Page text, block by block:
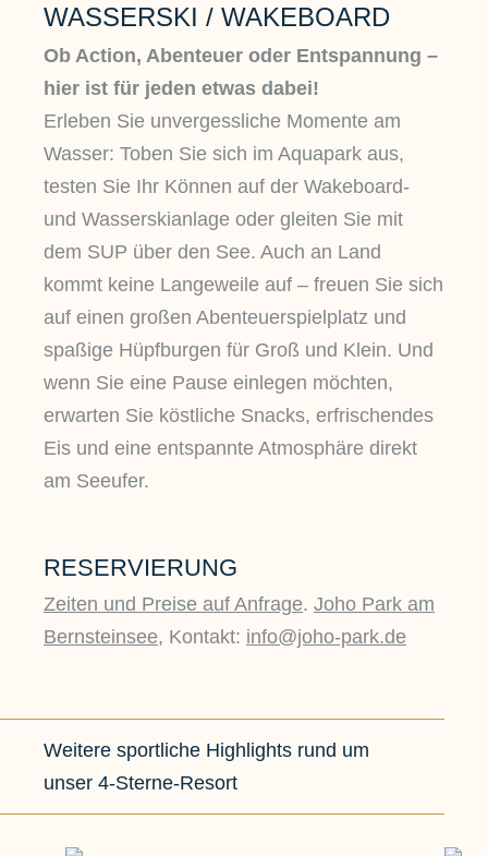
WASSERSKI / WAKEBOARD
Ob Action, Abenteuer oder Entspannung –
hier ist für jeden etwas dabei!
Erleben Sie unvergessliche Momente am
Wasser: Toben Sie sich im Aquapark aus,
testen Sie Ihr Können auf der Wakeboard-
und Wasserskianlage oder gleiten Sie mit
dem SUP über den See. Auch an Land
kommt keine Langeweile auf – freuen Sie sich
auf einen großen Abenteuerspielplatz und
spaßige Hüpfburgen für Groß und Klein. Und
wenn Sie eine Pause einlegen möchten,
erwarten Sie köstliche Snacks, erfrischendes
Eis und eine entspannte Atmosphäre direkt
am Seeufer.
RESERVIERUNG
Zeiten und Preise auf Anfrage. Joho Park am
Bernsteinsee, Kontakt: info@joho-park.de
Weitere sportliche Highlights rund um
unser 4-Sterne-Resort